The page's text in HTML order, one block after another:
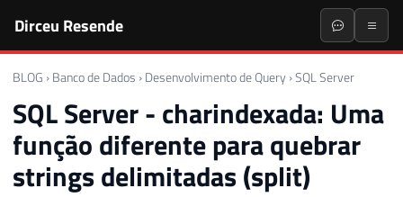
Dirceu Resende
BLOG › Banco de Dados › Desenvolvimento de Query ›SQL Server
SQL Server - charindexada: Uma
função diferente para quebrar
strings delimitadas (split)